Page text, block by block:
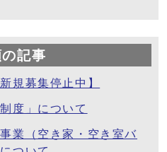
記事
規募集停止中】
度」について
業（空き家・空き室バ